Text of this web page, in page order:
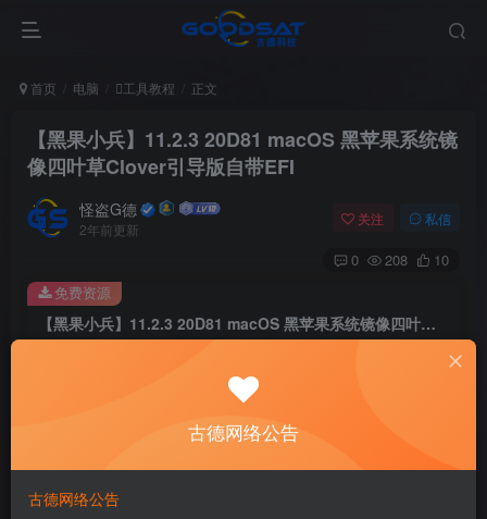
首页 电脑 工具教程 正文
【黑果小兵】11.2.3 20D81 macOS 黑苹果系统镜
像四叶草Clover引导版自带EFI
怪盗G德
2年前更新
关注 私信
0 208 10
【黑果小兵】11.2.3 20D81 macOS 黑苹果系统镜像四叶草Clover引导版自带EFI
登录查看
免费资源
古德网络公告
古德网络公告